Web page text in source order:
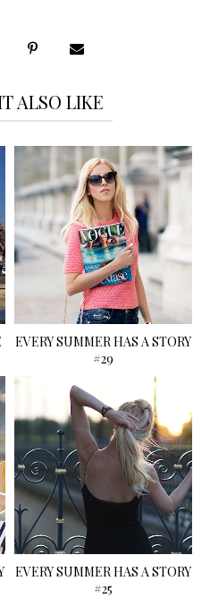
ALSO LIKE
EVERY SUMMER HAS A STORY
#29
EVERY SUMMER HAS A STORY
#25